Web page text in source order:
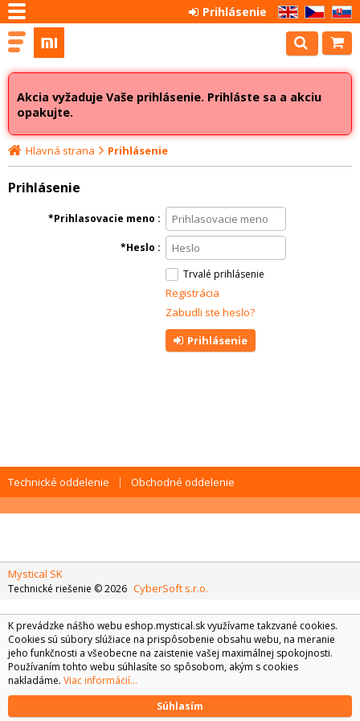
EN CZ SK
Prihlásenie
Akcia vyžaduje Vaše prihlásenie. Prihláste sa a akciu
opakujte.
Hlavná strana Prihlásenie
Prihlásenie
Prihlasovacie meno
Heslo
Trvalé prihlásenie
Registrácia
Zabudli ste heslo?
Prihlásenie
Technické oddelenie Obchodné oddelenie
Mystical SK
Technické riešenie © 2026 CyberSoft s.r.o.
K prevádzke nášho webu eshop.mystical.sk využívame takzvané cookies.
Cookies sú súbory slúžiace na prispôsobenie obsahu webu, na meranie
jeho funkčnosti a všeobecne na zaistenie vašej maximálnej spokojnosti.
Používaním tohto webu súhlasíte so spôsobom, akým s cookies
nakladáme. Viac informácií...
Súhlasím